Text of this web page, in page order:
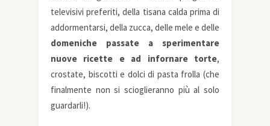
televisivi preferiti, della tisana calda prima di
addormentarsi, della zucca, delle mele e delle
domeniche passate a sperimentare
nuove ricette e ad infornare torte,
crostate, biscotti e dolci di pasta frolla (che
finalmente non si scioglieranno più al solo
guardarli!).